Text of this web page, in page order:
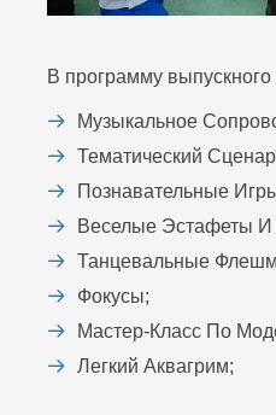
В программу выпускного
Музыкальное
Тематический
Познавательные
Веселые Эстафеты И
Танцевальные
Фокусы;
Мастер-Класс По
Легкий Аквагрим;